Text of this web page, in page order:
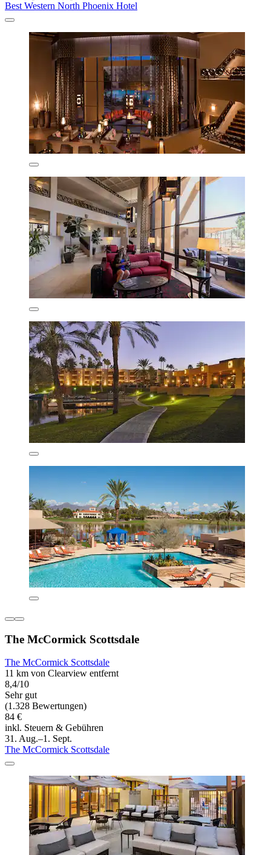
Best Western North Phoenix Hotel
The McCormick Scottsdale
The McCormick Scottsdale
11 km von Clearview entfernt
8,4/10
Sehr gut
(1.328 Bewertungen)
84 €
inkl. Steuern & Gebühren
31. Aug.–1. Sept.
The McCormick Scottsdale